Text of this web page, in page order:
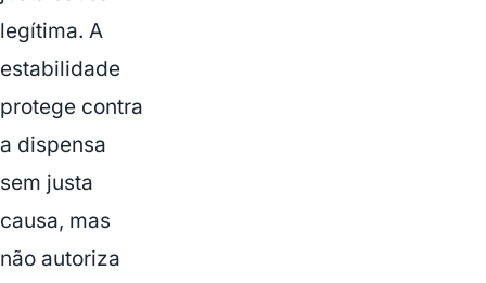
legítima. A
estabilidade
protege contra
a dispensa
sem justa
causa, mas
não autoriza